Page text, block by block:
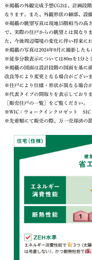
※掲載の外観完成予想CG2は、計画段
なります。また、外観形状の細部、設
※掲載の眺望写真は現地15階相当の高
で、実際の住戸からの眺望とは異なり
た、今後周辺環境の変化に伴い将来に
※掲載の写真は2024年9月に撮影したも
※徒歩分数表示については80mを1分と
※掲載の図面は設計段階の図面を基に
改良等により変更となる場合がございま
※住戸により仕様・形状が異なる場合が
※代表タイプの間取りを表示しており
［販売住戸の一覧］をご覧ください。
※WIC：ウォークインクロゼット
※先着順にて販売の際、万一売却済の